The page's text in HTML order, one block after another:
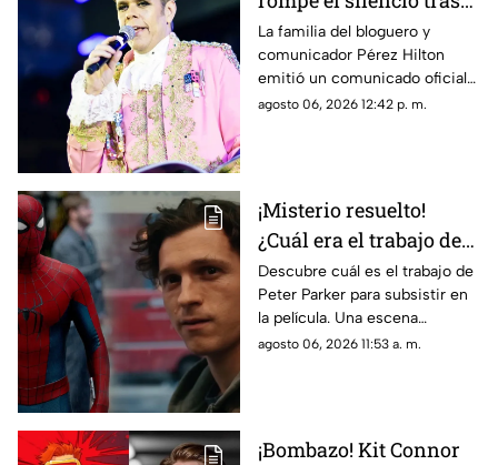
incidente en vivo
La familia del bloguero y
comunicador Pérez Hilton
emitió un comunicado oficial
para agradecer las muestras de
agosto 06, 2026 12:42 p. m.
¡Misterio resuelto!
¿Cuál era el trabajo de
Peter Parker en Spider-
man: Brand New Day?
Descubre cuál es el trabajo de
Peter Parker para subsistir en
la película. Una escena
eliminada aclara las dudas de
agosto 06, 2026 11:53 a. m.
¡Bombazo! Kit Connor